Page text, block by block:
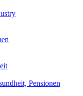
Pensionen